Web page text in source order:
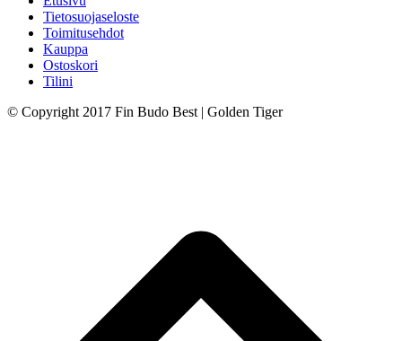
Tietosuojaseloste
Toimitusehdot
Kauppa
Ostoskori
Tilini
© Copyright 2017 Fin Budo Best | Golden Tiger